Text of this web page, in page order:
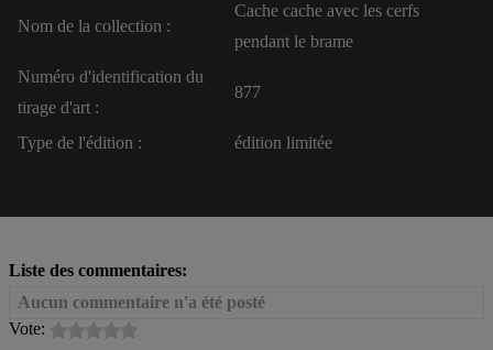
Nom de la collection :
Cache cache avec les cerfs
pendant le brame
Numéro d'identification du
tirage d'art :
877
Type de l'édition : édition limitée
Liste des commentaires:
Aucun commentaire n'a été posté
Vote: